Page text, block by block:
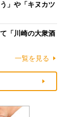
」や「キヌカツ
「川崎の大衆酒
一覧を見る